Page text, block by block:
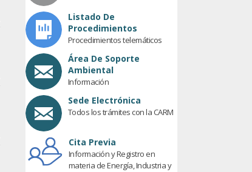
Listado De
Procedimientos
Procedimientos telemáticos
Área De Soporte
Ambiental
Información
Sede Electrónica
Todos los trámites con la CARM
Cita Previa
Información y Registro en
materia de Energía, Industria y